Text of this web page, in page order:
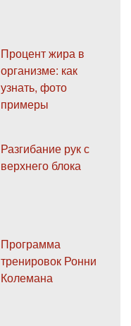
Процент жира в
организме: как
узнать, фото
примеры
Разгибание рук с
верхнего блока
Программа
тренировок Ронни
Колемана